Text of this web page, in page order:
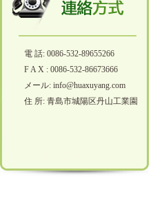
電 話: 0086-532-89655266
F A X : 0086-532-86673666
メール: info@huaxuyang.com
住 所: 青島市城陽区丹山工業園